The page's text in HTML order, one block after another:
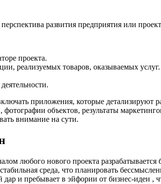
развития предприятия или
проекта.
реализуемых товаров, оказываемых услуг.
приложения, которые
фотографии объектов, результаты
внимание на сути.
любого нового проекта
среда, что планировать
дар и пребывает в эйфории от бизнес-идеи ,